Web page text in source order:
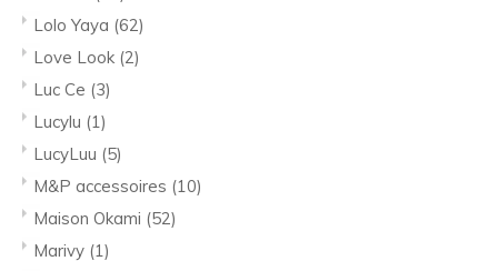
Lolo Yaya (62)
Love Look (2)
Luc Ce (3)
Lucylu (1)
LucyLuu (5)
M&P accessoires (10)
Maison Okami (52)
Marivy (1)